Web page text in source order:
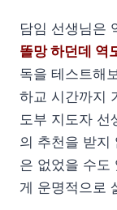
담임 선생님은
똘망 하던데 역
독을 테스트해
하교 시간까지
도부 지도자 선
의 추천을 받지
은 없었을 수도
게 운명적으로